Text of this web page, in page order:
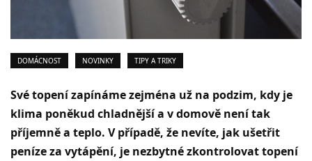
DOMÁCNOST NOVINKY TIPY A TRIKY
Své topení zapínáme zejména už na podzim, kdy je
klima poněkud chladnější a v domově není tak
příjemně a teplo. V případě, že nevíte, jak ušetřit
peníze za vytápění, je nezbytné zkontrolovat topení